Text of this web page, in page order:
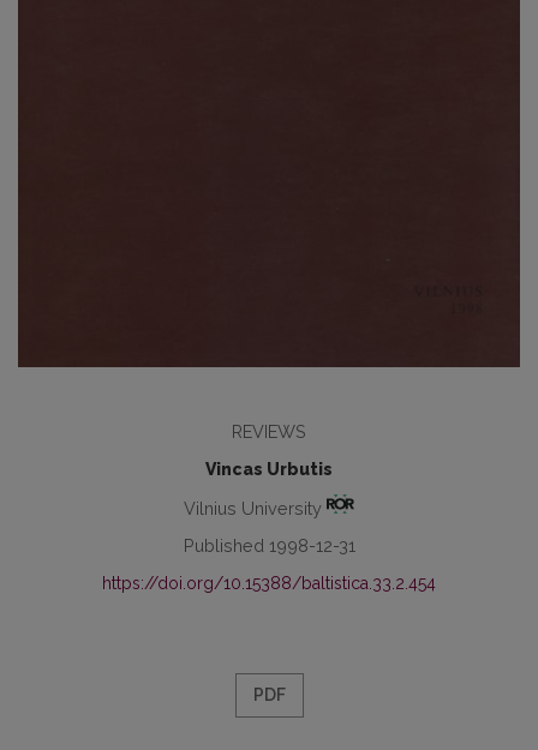
REVIEWS
Vincas Urbutis
Vilnius University
Published 1998-12-31
https://doi.org/10.15388/baltistica.33.2.454
PDF